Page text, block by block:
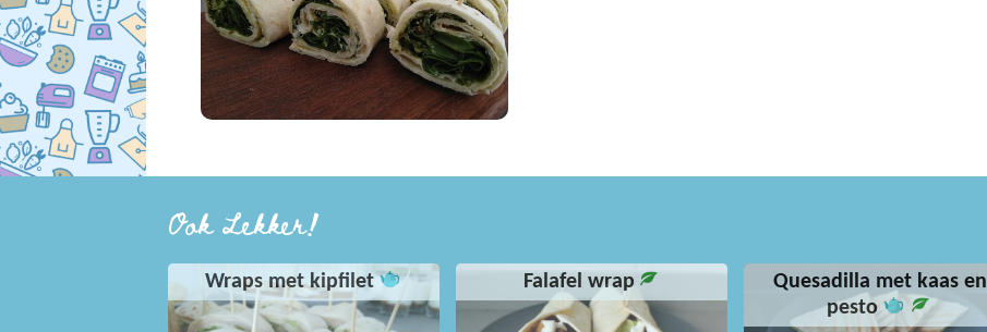
Ook Lekker!
Wraps met kipfilet Falafel wrap
Quesadilla met kaas en
pesto